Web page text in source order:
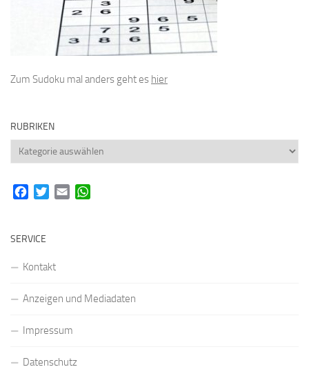
Zum Sudoku mal anders geht es hier
RUBRIKEN
Rubriken
FacebookTwitterEmail
SERVICE
Kontakt
Anzeigen und Mediadaten
Impressum
Datenschutz